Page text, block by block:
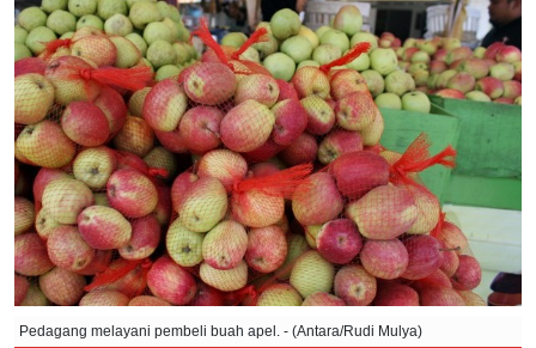
Pedagang melayani pembeli buah apel. - (Antara/Rudi Mulya)